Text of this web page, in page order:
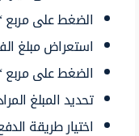
الضغط على مربع
استعراض مبلغ
الضغط على مربع
تحديد المبلغ
اختيار طريقة